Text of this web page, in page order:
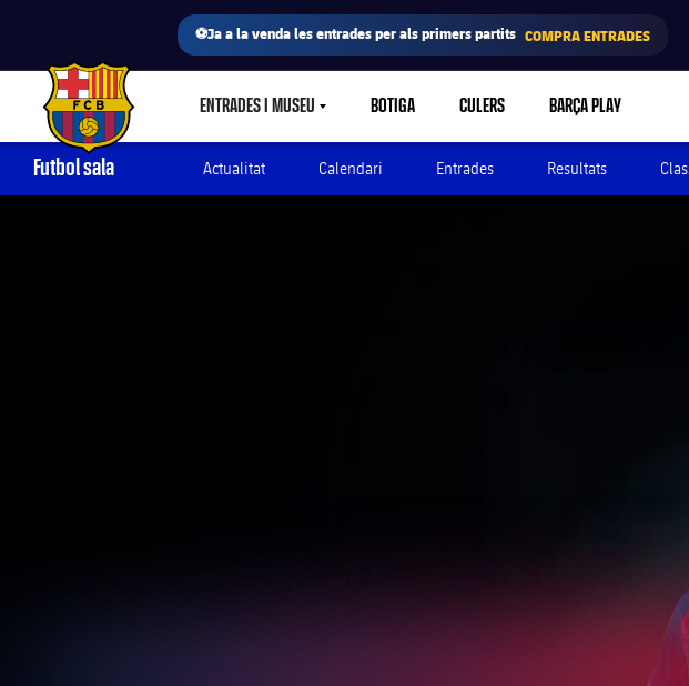
⚽Ja a la venda les entrades per als primers partits COMPRA ENTRADES
FC Barcelona club badge ENTRADES I MUSEULABEL.SHARE.CARETDOWN
BOTIGA CULERS BARÇA PLAY
Futbol sala Actualitat Calendari Entrades Resultats